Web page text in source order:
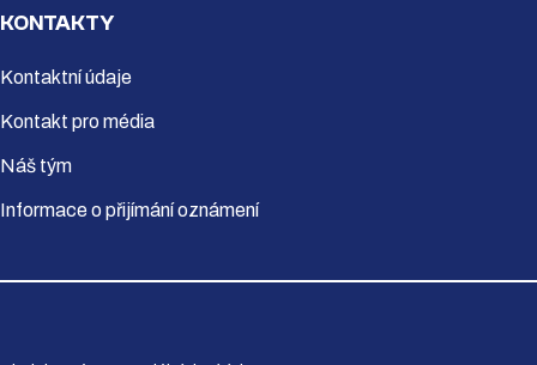
KONTAKTY
Kontaktní údaje
Kontakt pro média
Náš tým
Informace o přijímání oznámení